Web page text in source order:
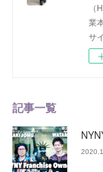
業
サ
記事一覧